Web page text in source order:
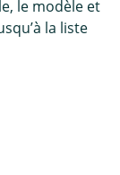
le modèle et
la liste